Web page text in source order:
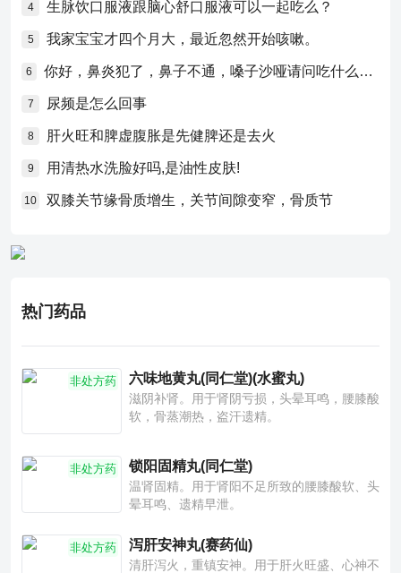
4 生脉饮口服液跟脑心舒口服液可以一起吃么？
5 我家宝宝才四个月大，最近忽然开始咳嗽。
6 你好，鼻炎犯了，鼻子不通，嗓子沙哑请问吃什么药比较好？
7 尿频是怎么回事
8 肝火旺和脾虚腹胀是先健脾还是去火
9 用清热水洗脸好吗,是油性皮肤!
10 双膝关节缘骨质增生，关节间隙变窄，骨质节
热门药品
非处方药 六味地黄丸(同仁堂)(水蜜丸)
滋阴补肾。用于肾阴亏损，头晕耳鸣，腰膝酸
软，骨蒸潮热，盗汗遗精。
非处方药 锁阳固精丸(同仁堂)
温肾固精。用于肾阳不足所致的腰膝酸软、头
晕耳鸣、遗精早泄。
非处方药 泻肝安神丸(赛药仙)
清肝泻火，重镇安神。用于肝火旺盛、心神不